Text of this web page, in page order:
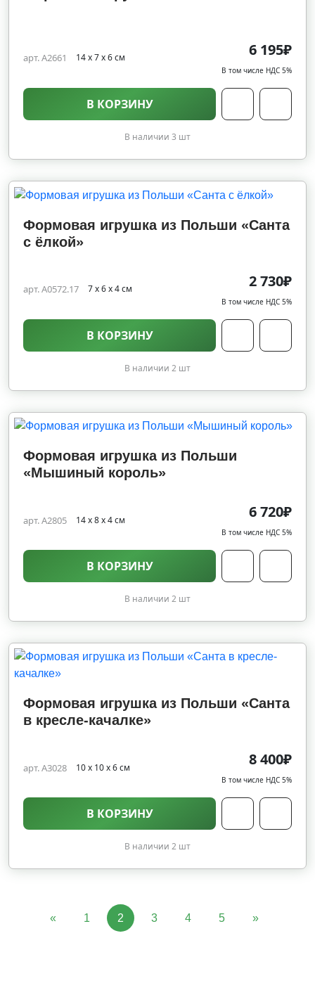
14 х 7 х 6 см
арт. A2661 6 195₽
В том числе НДС 5%
В КОРЗИНУ
В наличии 3 шт
Формовая игрушка из Польши «Санта
с ёлкой»
7 х 6 х 4 см
арт. A0572.17 2 730₽
В том числе НДС 5%
В КОРЗИНУ
В наличии 2 шт
Формовая игрушка из Польши
«Мышиный король»
14 х 8 х 4 см
арт. A2805 6 720₽
В том числе НДС 5%
В КОРЗИНУ
В наличии 2 шт
Формовая игрушка из Польши «Санта
в кресле-качалке»
10 х 10 х 6 см
арт. A3028 8 400₽
В том числе НДС 5%
В КОРЗИНУ
В наличии 2 шт
« 1 2 3 4 5 »